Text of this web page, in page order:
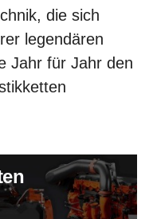
die sich
legendären
Jahr für Jahr den